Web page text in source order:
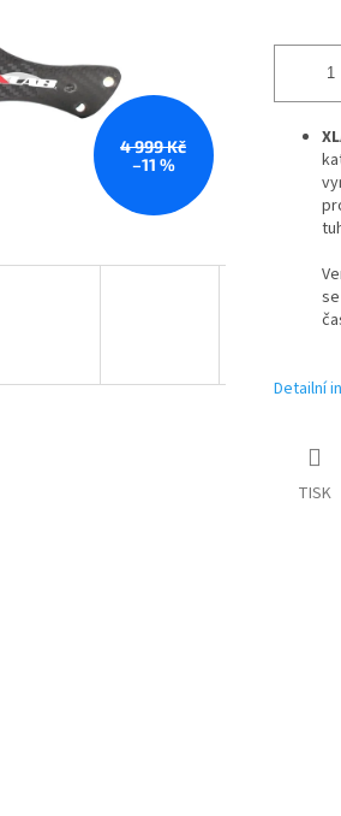
4 999 Kč
–11 %
Detailní
TISK